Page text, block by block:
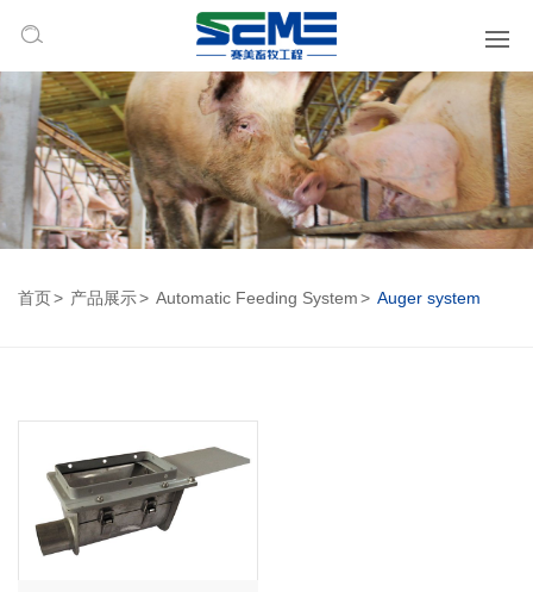
首页 产品展示 Automatic Feeding System Auger system